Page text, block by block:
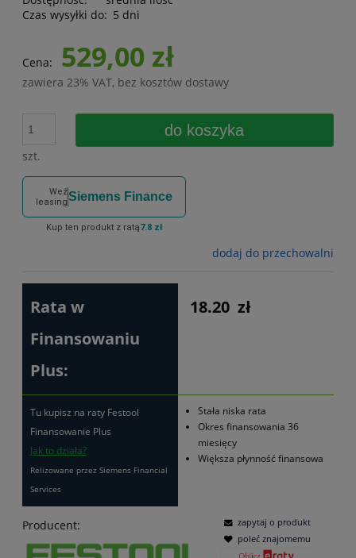
Czas wysyłki do: 5 dni
Cena: 529,00 zł
zawiera 23% VAT, bez kosztów dostawy
szt.
do koszyka
Weź
leasingSiemens Finance
Kup ten produkt z ratą7.8 zł
dodaj do przechowalni
Rata w
Finansowaniu
Plus:
18.20 zł
Tu kupisz na raty Festool
Finansowanie Plus
Jak to działa?
Relizowane przez Siemens Financial
Services
Stała niska rata
Okres finansowania 36
miesięcy
Większa płynność finansowa
Producent:
zapytaj o produkt
poleć znajomemu